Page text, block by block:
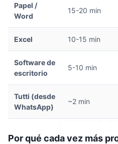
Papel /
Word
15-20 min
Excel 10-15 min
Software de
escritorio
5-10 min
Tutti (desde
WhatsApp)
~2 min
Por qué cada vez más